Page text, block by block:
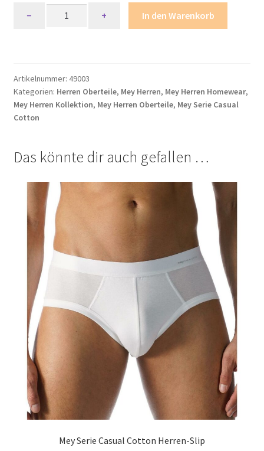
Metodi di pagamento
Politica dei cookie
Politica sulla privacy
Richtlinie für Rückerstattungen und Rückgaben
Termini e condizioni generali
Warenkorb
Warenkorb
Widerrufsbelehrung und -formular
Zahlungsarten
−
Mey
Shirt
Menge
+ In den Warenkorb
Artikelnummer: 49003
Kategorien: Herren Oberteile, Mey Herren, Mey Herren Homewear,
Mey Herren Kollektion, Mey Herren Oberteile, Mey Serie Casual
Cotton
Das könnte dir auch gefallen …
Mey Serie Casual Cotton Herren-Slip